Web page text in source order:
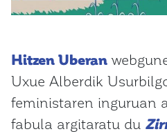
Hitzen Uberan
Uxue Alberdik
feministaren inguruan
fabula argitaratu du